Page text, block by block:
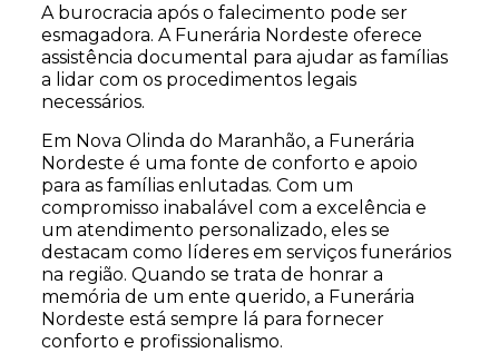
A burocracia após o falecimento pode ser
esmagadora. A Funerária Nordeste oferece
assistência documental para ajudar as famílias
a lidar com os procedimentos legais
necessários.
Em Nova Olinda do Maranhão, a Funerária
Nordeste é uma fonte de conforto e apoio
para as famílias enlutadas. Com um
compromisso inabalável com a excelência e
um atendimento personalizado, eles se
destacam como líderes em serviços funerários
na região. Quando se trata de honrar a
memória de um ente querido, a Funerária
Nordeste está sempre lá para fornecer
conforto e profissionalismo.